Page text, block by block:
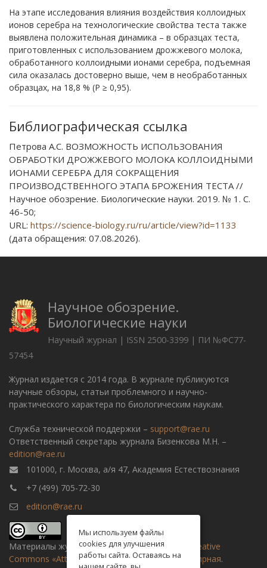
На этапе исследования влияния воздействия коллоидных
ионов серебра на технологические свойства теста также
выявлена положительная динамика – в образцах теста,
приготовленных с использованием дрожжевого молока,
обработанного коллоидными ионами серебра, подъемная
сила оказалась достоверно выше, чем в необработанных
образцах, на 18,8 % (Р ≥ 0,95).
Библиографическая ссылка
Петрова А.С. ВОЗМОЖНОСТЬ ИСПОЛЬЗОВАНИЯ
ОБРАБОТКИ ДРОЖЖЕВОГО МОЛОКА КОЛЛОИДНЫМИ
ИОНАМИ СЕРЕБРА ДЛЯ СОКРАЩЕНИЯ
ПРОИЗВОДСТВЕННОГО ЭТАПА БРОЖЕНИЯ ТЕСТА //
Научное обозрение. Биологические науки. 2019. № 1. С.
46-50;
URL: https://science-biology.ru/ru/article/view?id=1133
(дата обращения: 07.08.2026).
Научное обозрение.
Биологические науки
Научный журнал | ISSN 2500-3399 | ПИ №ФС77-
57454
Журнал издается с 2014 года. В журнале публикуются
научные обзоры, статьи проблемного и научно-
практического характера по биологическим наукам.
Служба технической поддержки – support@rae.ru
Ответственный секретарь журнала Бизенкова М.Н. –
edition@rae.ru
101000, г. Москва, а/я 47, Академия Естествознания
+7 (499) 705-72-30
edition@rae.ru
Материалы журнала доступны полицензии Creative
Commons «Attribution» («Атрибуция») 4.0 Всемирная.
Мы используем файлы
cookies для улучшения
работы сайта. Оставаясь на